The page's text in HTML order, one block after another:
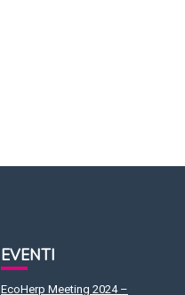
EVENTI
EcoHerp Meeting 2024 –